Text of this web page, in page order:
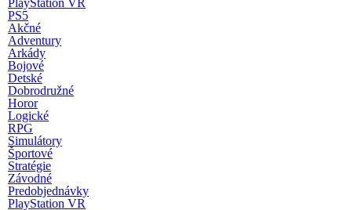
PlayStation VR
PS5
Akčné
Adventury
Arkády
Bojové
Detské
Dobrodružné
Horor
Logické
RPG
Simulátory
Športové
Stratégie
Závodné
Predobjednávky
PlayStation VR